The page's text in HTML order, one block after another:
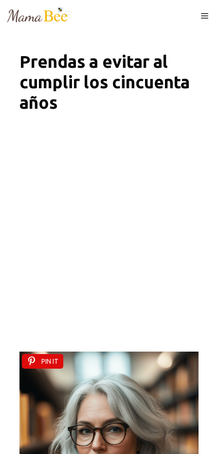
Prendas a evitar al
cumplir los cincuenta
años
PIN IT